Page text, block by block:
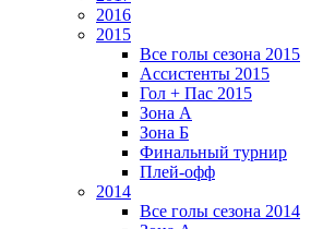
2016
2015
Все голы сезона 2015
Ассистенты 2015
Гол + Пас 2015
Зона А
Зона Б
Финальный турнир
Плей-офф
2014
Все голы сезона 2014